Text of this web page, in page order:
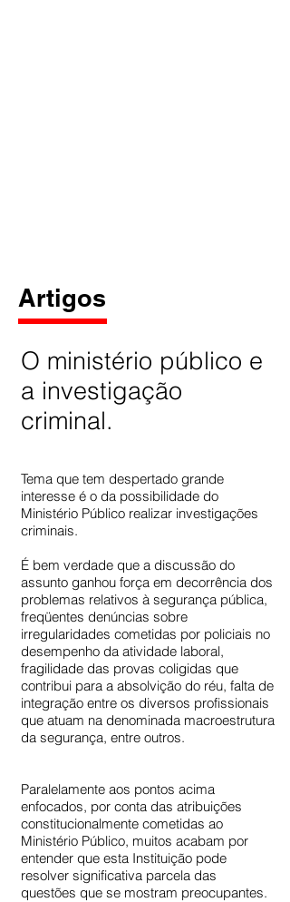
Artigos
O ministério público e
a investigação
criminal.
Tema que tem despertado grande
interesse é o da possibilidade do
Ministério Público realizar investigações
criminais.
É bem verdade que a discussão do
assunto ganhou força em decorrência dos
problemas relativos à segurança pública,
freqüentes denúncias sobre
irregularidades cometidas por policiais no
desempenho da atividade laboral,
fragilidade das provas coligidas que
contribui para a absolvição do réu, falta de
integração entre os diversos profissionais
que atuam na denominada macroestrutura
da segurança, entre outros.
Paralelamente aos pontos acima
enfocados, por conta das atribuições
constitucionalmente cometidas ao
Ministério Público, muitos acabam por
entender que esta Instituição pode
resolver significativa parcela das
questões que se mostram preocupantes.